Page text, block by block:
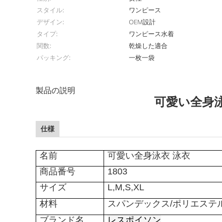
スタイル:
ワンピース
デザイン:
OEM設計
タイプ:
ワンピース水着
関数:
乾燥した適合
パッキング:
一枚一袋
製品の説明
可愛い全身
仕様
名前
可愛い全身泳衣 泳衣
商品番号
1803
サイズ
L,M,S,XL
材料
スパンデックス/ポリエステ
ブランド名
レスポイソン